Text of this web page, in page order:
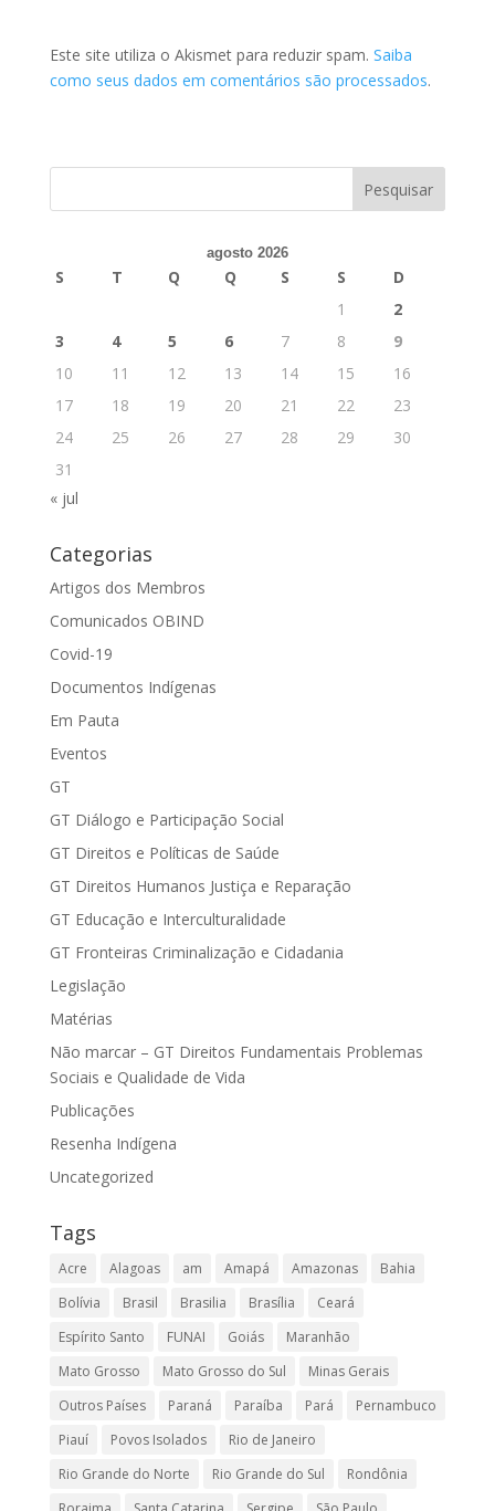
Este site utiliza o Akismet para reduzir spam. Saiba
como seus dados em comentários são processados.
agosto 2026
S T Q Q S S
D
1
2
3
4 5 6 7 8
9
10
11 12 13 14 15
16
17
18 19 20 21 22
23
24
25 26 27 28 29
30
31
« jul
Categorias
Artigos dos Membros
Comunicados OBIND
Covid-19
Documentos Indígenas
Em Pauta
Eventos
GT
GT Diálogo e Participação Social
GT Direitos e Políticas de Saúde
GT Direitos Humanos Justiça e Reparação
GT Educação e Interculturalidade
GT Fronteiras Criminalização e Cidadania
Legislação
Matérias
Não marcar – GT Direitos Fundamentais Problemas
Sociais e Qualidade de Vida
Publicações
Resenha Indígena
Uncategorized
Tags
Acre Alagoas am Amapá Amazonas
Bahia
Bolívia
Brasil Brasilia Brasília
Ceará
Espírito Santo
FUNAI Goiás
Maranhão
Mato Grosso
Mato Grosso do Sul
Minas Gerais
Outros Países
Paraná Paraíba Pará
Pernambuco
Piauí
Povos Isolados
Rio de Janeiro
Rio Grande do Norte
Rio Grande do Sul
Rondônia